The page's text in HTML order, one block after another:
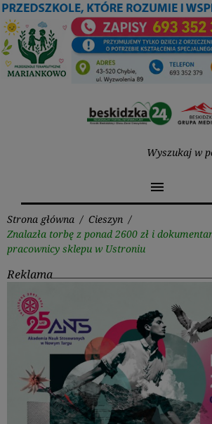
Przejdź
do
treści
menu
Strona główna / Cieszyn /
Znalazła torbę z ponad 2600 zł i
pracownicy sklepu w Ustroniu
Reklama